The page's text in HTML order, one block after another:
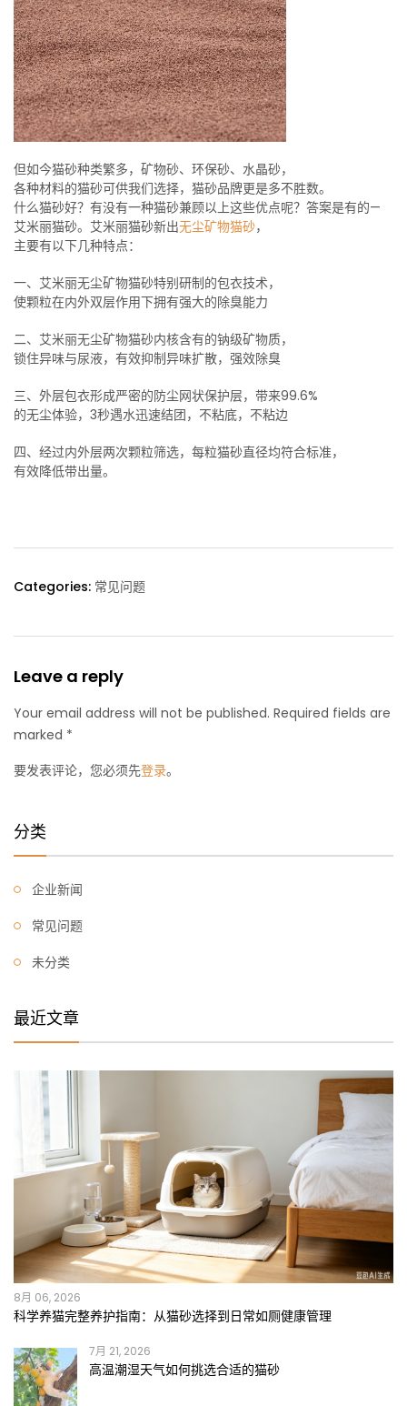
但如今猫砂种类繁多，矿物砂、环保砂、水晶砂，
各种材料的猫砂可供我们选择，猫砂品牌更是多不胜数。
什么猫砂好？有没有一种猫砂兼顾以上这些优点呢？答案是有的—
艾米丽猫砂。艾米丽猫砂新出无尘矿物猫砂，
主要有以下几种特点：
一、艾米丽无尘矿物猫砂特别研制的包衣技术，
使颗粒在内外双层作用下拥有强大的除臭能力
二、艾米丽无尘矿物猫砂内核含有的钠级矿物质，
锁住异味与尿液，有效抑制异味扩散，强效除臭
三、外层包衣形成严密的防尘网状保护层，带来99.6%
的无尘体验，3秒遇水迅速结团，不粘底，不粘边
四、经过内外层两次颗粒筛选，每粒猫砂直径均符合标准，
有效降低带出量。
Categories: 常见问题
Leave a reply
Your email address will not be published. Required fields are
marked *
要发表评论，您必须先登录。
分类
企业新闻
常见问题
未分类
最近文章
8月 06, 2026
科学养猫完整养护指南：从猫砂选择到日常如厕健康管理
7月 21, 2026
高温潮湿天气如何挑选合适的猫砂